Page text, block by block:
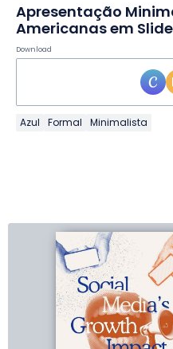
Apresentação
Americanas em
Download
Azul Formal Minimalista